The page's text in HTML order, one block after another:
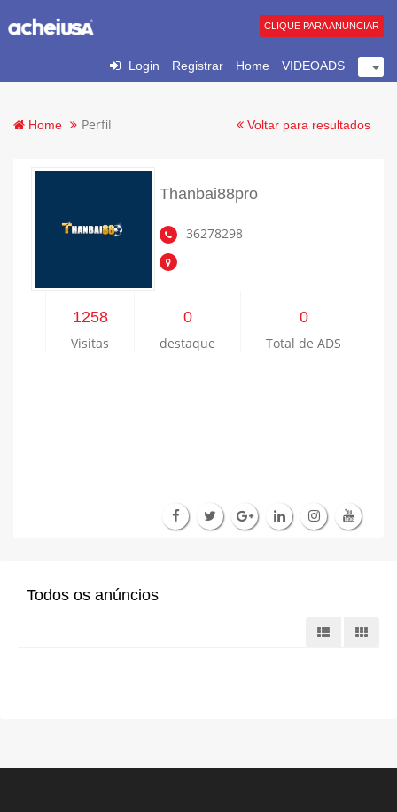
Login Registrar Home VIDEOADS
CLIQUE PARA ANUNCIAR
Home Perfil Voltar para resultados
Thanbai88pro
36278298
1258
Visitas
0
destaque
0
Total de ADS
Todos os anúncios